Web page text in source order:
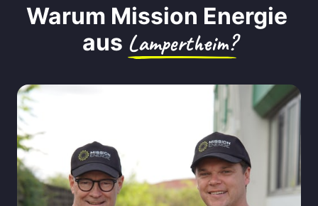
Warum Mission Energie
aus Lampertheim?